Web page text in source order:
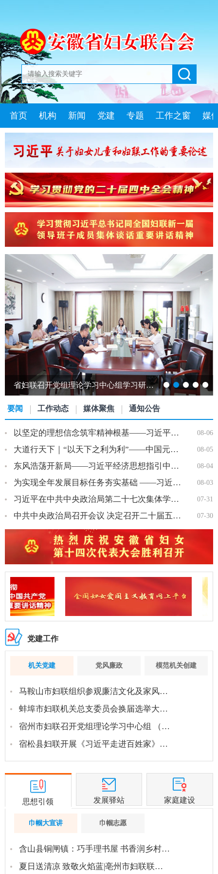
首页 机构 新闻 党建 专题 工作之窗 媒
跨越山海赴江淮 巾帼携手共发展——发展中国家女性创新创业能力提升研修班…
要闻 工作动态 媒体聚焦 通知公告
08-06
以坚定的理想信念筑牢精神根基——习近平党建思想理论品格系列述…
08-05
大道行天下｜“以天下之利为利”——中国元首外交的世界情怀与大…
08-04
东风浩荡开新局——习近平经济思想指引中国经济高质量发展行稳致…
08-03
为实现全年发展目标任务夯实基础 ——习近平总书记引领“十五五…
07-31
习近平在中共中央政治局第二十七次集体学习时强调 强化政治引领 …
07-30
中共中央政治局召开会议 决定召开二十届五中全会 分析研究 当前…
党建工作
机关党建 党风廉政 模范机关创建
马鞍山市妇联组织参观廉洁文化及家风…
蚌埠市妇联机关总支委员会换届选举大…
宿州市妇联召开党组理论学习中心组 （…
宿松县妇联开展《习近平走进百姓家》…
思想引领 发展驿站 家庭建设
巾帼大宣讲 巾帼志愿
含山县铜闸镇：巧手理书屋 书香润乡村…
夏日送清凉 致敬火焰蓝|亳州市妇联联…